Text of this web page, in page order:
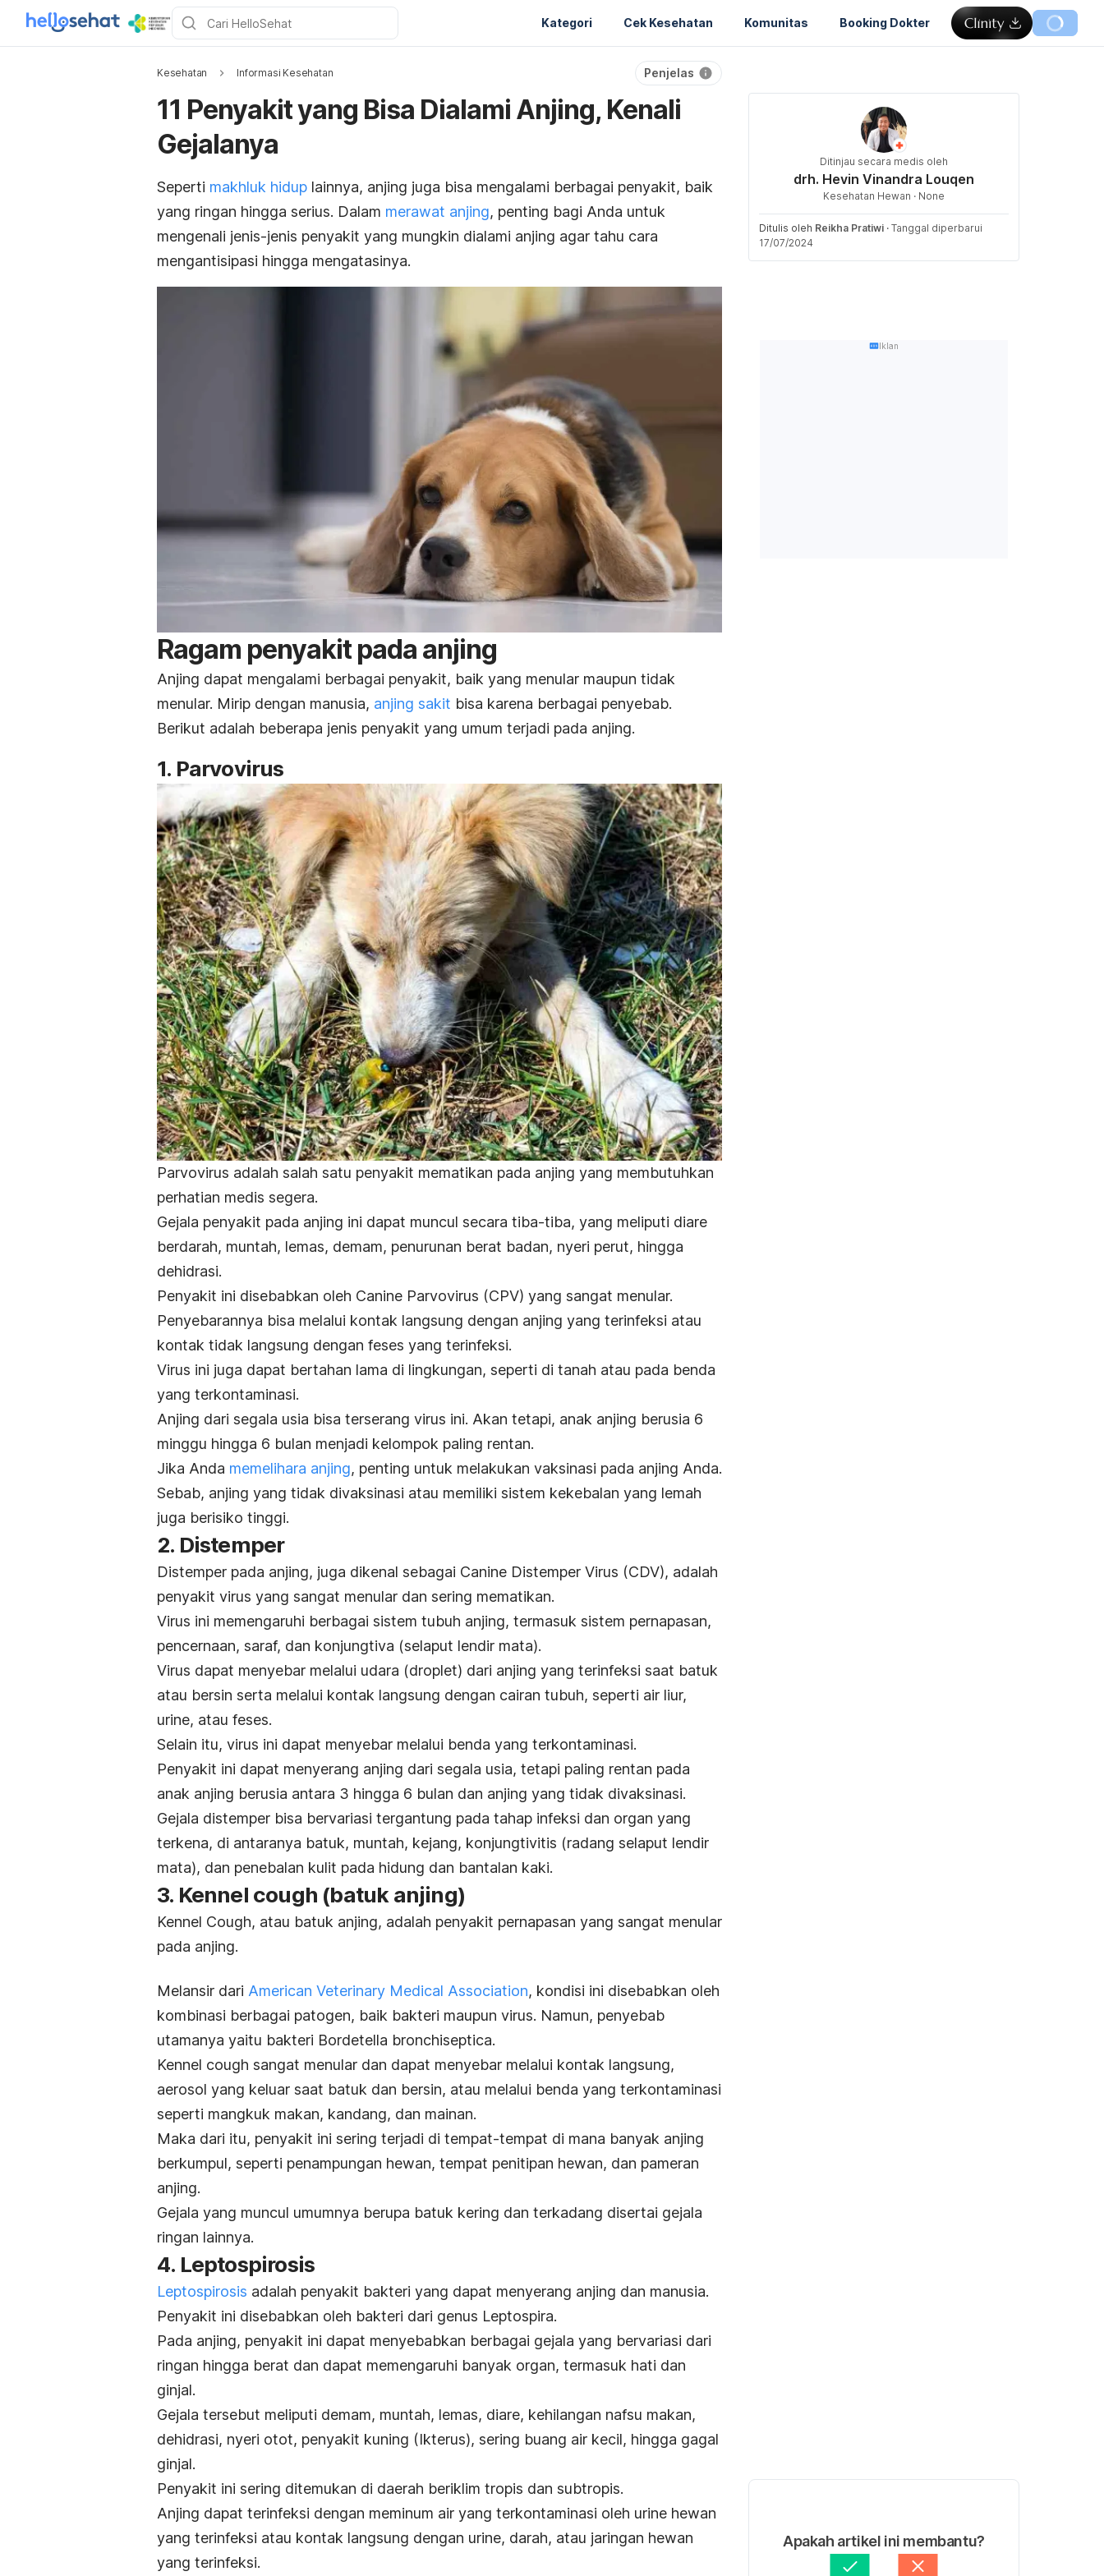
Kategori Cek Kesehatan Komunitas Booking Dokter
Kesehatan Informasi Kesehatan Penjelas
11 Penyakit yang Bisa Dialami Anjing, Kenali
Gejalanya
Seperti makhluk hidup lainnya, anjing juga bisa mengalami berbagai penyakit, baik
yang ringan hingga serius. Dalam merawat anjing, penting bagi Anda untuk
mengenali jenis-jenis penyakit yang mungkin dialami anjing agar tahu cara
mengantisipasi hingga mengatasinya.
Ragam penyakit pada anjing
Anjing dapat mengalami berbagai penyakit, baik yang menular maupun tidak
menular. Mirip dengan manusia, anjing sakit bisa karena berbagai penyebab.
Berikut adalah beberapa jenis penyakit yang umum terjadi pada anjing.
1. Parvovirus
Parvovirus adalah salah satu penyakit mematikan pada anjing yang membutuhkan
perhatian medis segera.
Gejala penyakit pada anjing ini dapat muncul secara tiba-tiba, yang meliputi diare
berdarah, muntah, lemas, demam, penurunan berat badan, nyeri perut, hingga
dehidrasi.
Penyakit ini disebabkan oleh Canine Parvovirus (CPV) yang sangat menular.
Penyebarannya bisa melalui kontak langsung dengan anjing yang terinfeksi atau
kontak tidak langsung dengan feses yang terinfeksi.
Virus ini juga dapat bertahan lama di lingkungan, seperti di tanah atau pada benda
yang terkontaminasi.
Anjing dari segala usia bisa terserang virus ini. Akan tetapi, anak anjing berusia 6
minggu hingga 6 bulan menjadi kelompok paling rentan.
Jika Anda memelihara anjing, penting untuk melakukan vaksinasi pada anjing Anda.
Sebab, anjing yang tidak divaksinasi atau memiliki sistem kekebalan yang lemah
juga berisiko tinggi.
2. Distemper
Distemper pada anjing, juga dikenal sebagai Canine Distemper Virus (CDV), adalah
penyakit virus yang sangat menular dan sering mematikan.
Virus ini memengaruhi berbagai sistem tubuh anjing, termasuk sistem pernapasan,
pencernaan, saraf, dan konjungtiva (selaput lendir mata).
Virus dapat menyebar melalui udara (droplet) dari anjing yang terinfeksi saat batuk
atau bersin serta melalui kontak langsung dengan cairan tubuh, seperti air liur,
urine, atau feses.
Selain itu, virus ini dapat menyebar melalui benda yang terkontaminasi.
Penyakit ini dapat menyerang anjing dari segala usia, tetapi paling rentan pada
anak anjing berusia antara 3 hingga 6 bulan dan anjing yang tidak divaksinasi.
Gejala distemper bisa bervariasi tergantung pada tahap infeksi dan organ yang
terkena, di antaranya batuk, muntah, kejang, konjungtivitis (radang selaput lendir
mata), dan penebalan kulit pada hidung dan bantalan kaki.
3. Kennel cough (batuk anjing)
Kennel Cough, atau batuk anjing, adalah penyakit pernapasan yang sangat menular
pada anjing.
Melansir dari American Veterinary Medical Association, kondisi ini disebabkan oleh
kombinasi berbagai patogen, baik bakteri maupun virus. Namun, penyebab
utamanya yaitu bakteri Bordetella bronchiseptica.
Kennel cough sangat menular dan dapat menyebar melalui kontak langsung,
aerosol yang keluar saat batuk dan bersin, atau melalui benda yang terkontaminasi
seperti mangkuk makan, kandang, dan mainan.
Maka dari itu, penyakit ini sering terjadi di tempat-tempat di mana banyak anjing
berkumpul, seperti penampungan hewan, tempat penitipan hewan, dan pameran
anjing.
Gejala yang muncul umumnya berupa batuk kering dan terkadang disertai gejala
ringan lainnya.
4. Leptospirosis
Leptospirosis adalah penyakit bakteri yang dapat menyerang anjing dan manusia.
Penyakit ini disebabkan oleh bakteri dari genus Leptospira.
Pada anjing, penyakit ini dapat menyebabkan berbagai gejala yang bervariasi dari
ringan hingga berat dan dapat memengaruhi banyak organ, termasuk hati dan
ginjal.
Gejala tersebut meliputi demam, muntah, lemas, diare, kehilangan nafsu makan,
dehidrasi, nyeri otot, penyakit kuning (Ikterus), sering buang air kecil, hingga gagal
ginjal.
Penyakit ini sering ditemukan di daerah beriklim tropis dan subtropis.
Anjing dapat terinfeksi dengan meminum air yang terkontaminasi oleh urine hewan
yang terinfeksi atau kontak langsung dengan urine, darah, atau jaringan hewan
yang terinfeksi.
Ditinjau secara medis oleh
drh. Hevin Vinandra Louqen
Kesehatan Hewan · None
Ditulis oleh Reikha Pratiwi · Tanggal diperbarui
17/07/2024
Iklan
Apakah artikel ini membantu?